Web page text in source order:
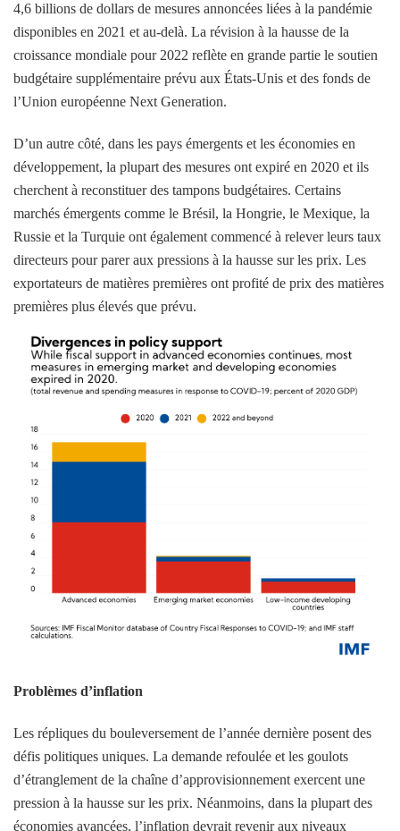
4,6 billions de dollars de mesures annoncées liées à la pandémie
disponibles en 2021 et au-delà. La révision à la hausse de la
croissance mondiale pour 2022 reflète en grande partie le soutien
budgétaire supplémentaire prévu aux États-Unis et des fonds de
l’Union européenne Next Generation.
D’un autre côté, dans les pays émergents et les économies en
développement, la plupart des mesures ont expiré en 2020 et ils
cherchent à reconstituer des tampons budgétaires. Certains
marchés émergents comme le Brésil, la Hongrie, le Mexique, la
Russie et la Turquie ont également commencé à relever leurs taux
directeurs pour parer aux pressions à la hausse sur les prix. Les
exportateurs de matières premières ont profité de prix des matières
premières plus élevés que prévu.
Problèmes d’inflation
Les répliques du bouleversement de l’année dernière posent des
défis politiques uniques. La demande refoulée et les goulots
d’étranglement de la chaîne d’approvisionnement exercent une
pression à la hausse sur les prix. Néanmoins, dans la plupart des
économies avancées, l’inflation devrait revenir aux niveaux